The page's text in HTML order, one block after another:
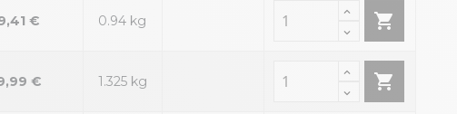
€ 0.94 kg 
€ 1.325 kg 